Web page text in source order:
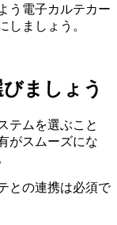
う電子カルテカー
しましょう。
ましょう
テムを選ぶこと
がスムーズにな
との連携は必須で